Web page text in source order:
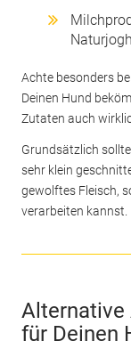
Achte besonders
Deinen Hund
Zutaten auch
Grundsätzlich
sehr klein
gewolftes Fleisch,
verarbeiten kannst.
Alternative
für Deinen